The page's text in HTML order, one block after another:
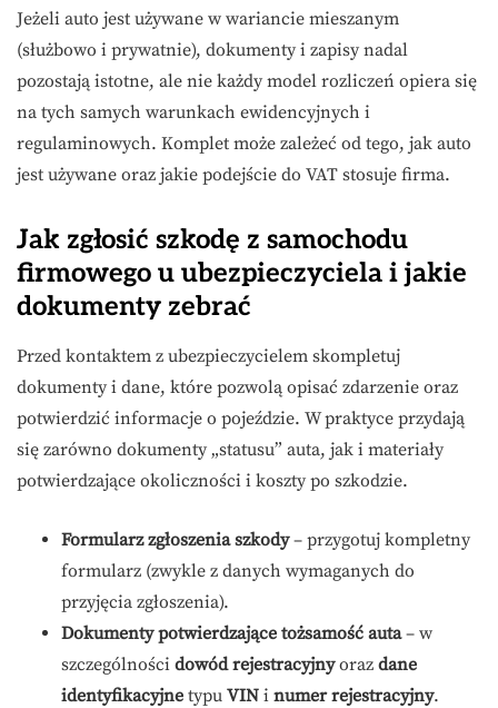
Jeżeli auto jest używane w wariancie mieszanym
(służbowo i prywatnie), dokumenty i zapisy nadal
pozostają istotne, ale nie każdy model rozliczeń opiera się
na tych samych warunkach ewidencyjnych i
regulaminowych. Komplet może zależeć od tego, jak auto
jest używane oraz jakie podejście do VAT stosuje firma.
Jak zgłosić szkodę z samochodu
firmowego u ubezpieczyciela i jakie
dokumenty zebrać
Przed kontaktem z ubezpieczycielem skompletuj
dokumenty i dane, które pozwolą opisać zdarzenie oraz
potwierdzić informacje o pojeździe. W praktyce przydają
się zarówno dokumenty „statusu” auta, jak i materiały
potwierdzające okoliczności i koszty po szkodzie.
Formularz zgłoszenia szkody– przygotuj kompletny
formularz (zwykle z danych wymaganych do
przyjęcia zgłoszenia).
Dokumenty potwierdzające tożsamość auta– w
szczególności dowód rejestracyjnyoraz dane
identyfikacyjne typu VIN i numer rejestracyjny.